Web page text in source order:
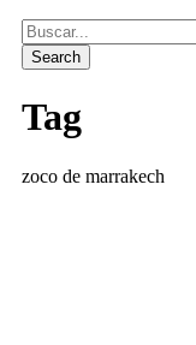
Tag
zoco de marrakech